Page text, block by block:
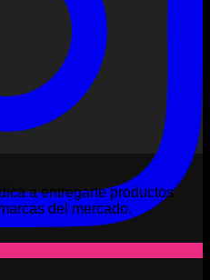
a entregarte productos
del mercado.